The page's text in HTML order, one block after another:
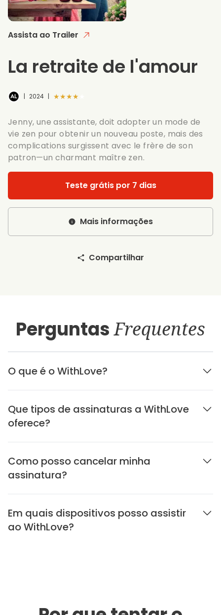
Assista ao Trailer
La retraite de l'amour
| 2024 | ★★★★★
Jenny, une assistante, doit adopter un mode de
vie zen pour obtenir un nouveau poste, mais des
complications surgissent avec le frère de son
patron—un charmant maître zen.
Teste grátis por 7 dias
Mais informações
Compartilhar
PerguntasFrequentes
O que é o WithLove?
Que tipos de assinaturas a WithLove
oferece?
Como posso cancelar minha
assinatura?
Em quais dispositivos posso assistir
ao WithLove?